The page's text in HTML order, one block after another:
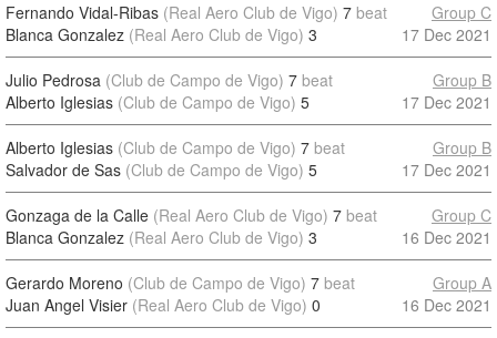
Fernando Vidal-Ribas (Real Aero Club de Vigo) 7 beat
Blanca Gonzalez (Real Aero Club de Vigo) 3
Group C
17 Dec 2021
Julio Pedrosa (Club de Campo de Vigo) 7 beat
Alberto Iglesias (Club de Campo de Vigo) 5
Group B
17 Dec 2021
Alberto Iglesias (Club de Campo de Vigo) 7 beat
Salvador de Sas (Club de Campo de Vigo) 5
Group B
17 Dec 2021
Gonzaga de la Calle (Real Aero Club de Vigo) 7 beat
Blanca Gonzalez (Real Aero Club de Vigo) 3
Group C
16 Dec 2021
Gerardo Moreno (Club de Campo de Vigo) 7 beat
Juan Angel Visier (Real Aero Club de Vigo) 0
Group A
16 Dec 2021